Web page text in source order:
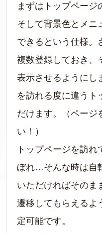
まずはトップページ
そして背景色とメニ
できるという仕様。
複数登録しておき、
表示させるようにし
を訪れる度に違うト
だけます。（ページ
い！）
トップページを訪
ぼれ…そんな時は自
いただければそのま
遷移してもらえるよ
定可能です。